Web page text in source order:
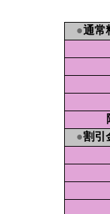
●通常
●割引